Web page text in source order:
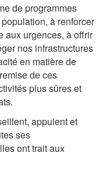
de programmes
à renforcer
aux urgences, à offrir
nos infrastructures
en matière de
de ces
plus sûres et
appuient et
ses
ont trait aux